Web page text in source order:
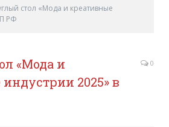
стол «Мода и креативные
РФ
«Мода и
2025» в
0